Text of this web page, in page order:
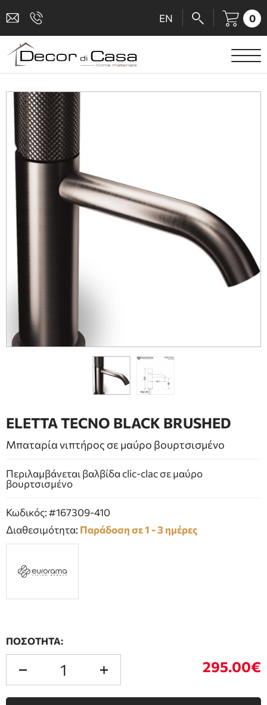
EN 0
ΕΙΔΗ ΥΓΙΕΙΝΗΣ
ΜΠΑΤΑΡΙΕΣ
ΠΛΑΚΑΚΙΑ
ΚΑΜΠΙΝΕΣ
ΑΞΕΣΟΥΑΡ ΜΠΑΝΙΟΥ
ΚΟΥΖΙΝΑ
ΑΜΕΑ
ΕΠΙΠΛΑ ΜΠΑΝΙΟΥ
ΠΟΡΤΕΣ
ΤΖΑΚΙ
ELETTA TECNO BLACK BRUSHED
Μπαταρία νιπτήρος σε μαύρο βουρτσισμένο
Περιλαμβάνεται βαλβίδα clic-clac σε μαύρο
βουρτσισμένο
Κωδικός: #167309-410
Διαθεσιμότητα: Παράδοση σε 1 - 3 ημέρες
ΠΟΣΟΤΗΤΑ:
295.00€